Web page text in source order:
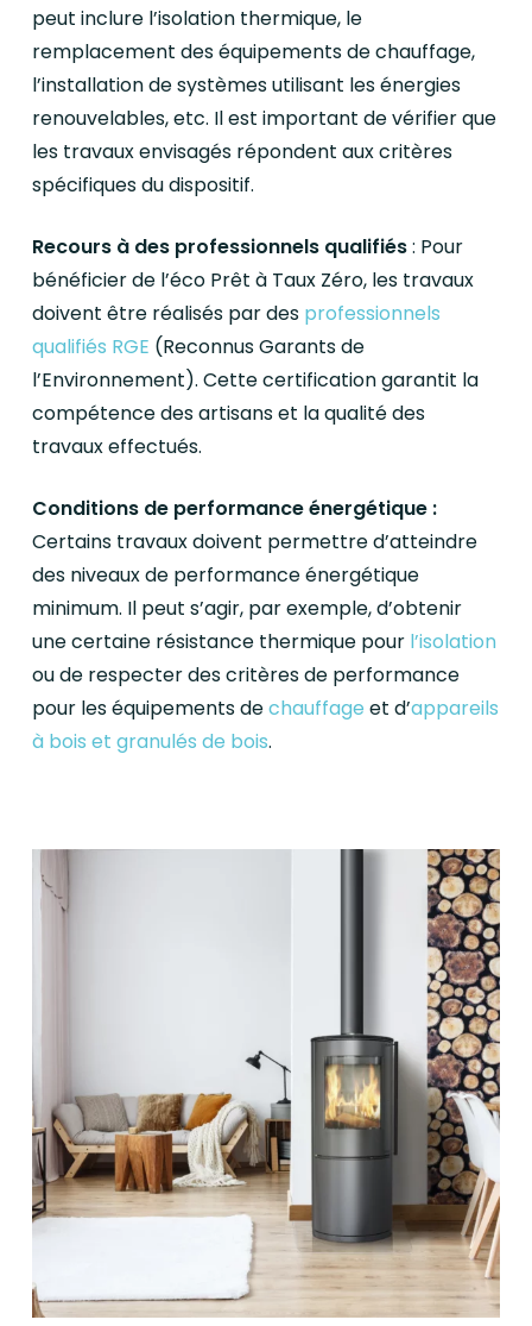
peut inclure l’isolation thermique, le
remplacement des équipements de chauffage,
l’installation de systèmes utilisant les énergies
renouvelables, etc. Il est important de vérifier que
les travaux envisagés répondent aux critères
spécifiques du dispositif.
Recours à des professionnels qualifiés: Pour
bénéficier de l’éco Prêt à Taux Zéro, les travaux
doivent être réalisés par des professionnels
qualifiés RGE (Reconnus Garants de
l’Environnement). Cette certification garantit la
compétence des artisans et la qualité des
travaux effectués.
Conditions de performance énergétique :
Certains travaux doivent permettre d’atteindre
des niveaux de performance énergétique
minimum. Il peut s’agir, par exemple, d’obtenir
une certaine résistance thermique pour l’isolation
ou de respecter des critères de performance
pour les équipements dechauffage et d’appareils
à bois et granulés de bois.